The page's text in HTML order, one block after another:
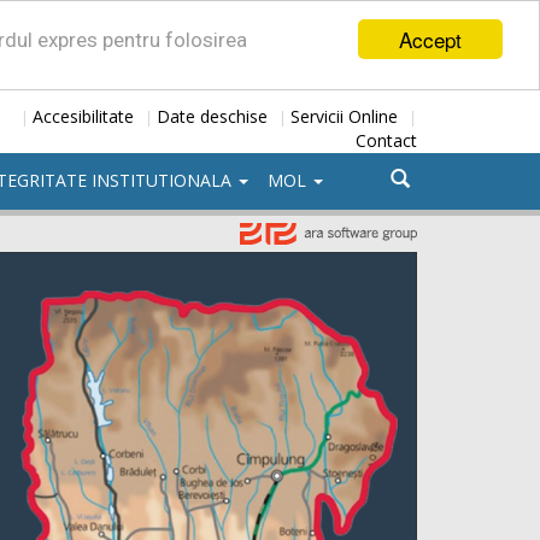
Accept
expres pentru folosirea
| Accesibilitate | Date deschise | Servicii Online |
Contact
INSTITUTIONALA MOL